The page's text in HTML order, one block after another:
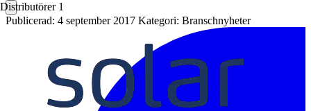
Distributörer 1
Publicerad: 4 september 2017 Kategori: Branschnyheter